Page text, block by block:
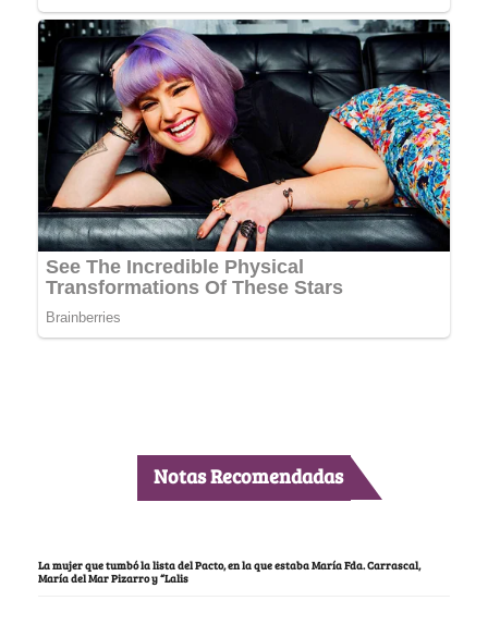
Notas Recomendadas
La mujer que tumbó la lista del Pacto, en la que estaba María Fda. Carrascal,
María del Mar Pizarro y “Lalis